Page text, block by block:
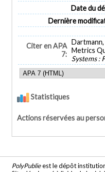
Date du
Dernière
Citer en APA
7:
Dartmann,
Metrics
Systems :
Statistiques
Actions réservées au
PolyPublieest le dépôt